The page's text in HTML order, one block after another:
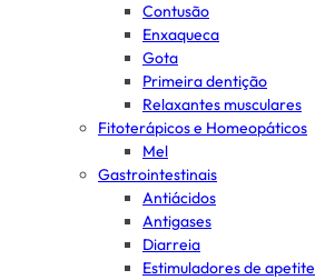
Contusão
Enxaqueca
Gota
Primeira dentição
Relaxantes musculares
Fitoterápicos e Homeopáticos
Mel
Gastrointestinais
Antiácidos
Antigases
Diarreia
Estimuladores de apetite